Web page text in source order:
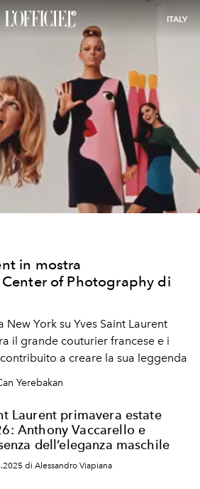
ITALY
in mostra
of Photography di
New York su Yves Saint Laurent
il grande couturier francese e i
a creare la sua leggenda
Yerebakan
Laurent primavera estate
Anthony Vaccarello e
dell’eleganza maschile
di Alessandro Viapiana